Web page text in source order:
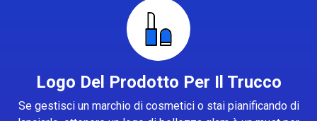
Logo Del Prodotto Per Il Trucco
Se gestisci un marchio di cosmetici o stai pianificando di